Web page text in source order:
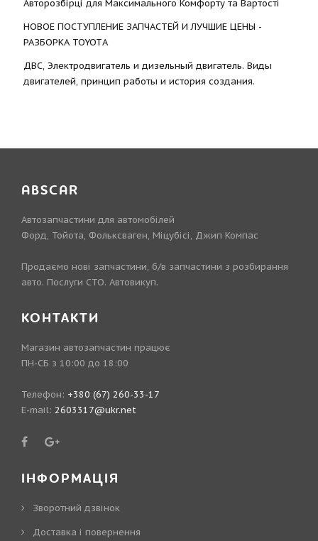
Авторозбірці для Максимального Комфорту та Вартості
НОВОЕ ПОСТУПЛЕНИЕ ЗАПЧАСТЕЙ И ЛУЧШИЕ ЦЕНЫ -
РАЗБОРКА TOYOTА
ДВС, Электродвигатель и дизельный двигатель. Виды
двигателей, принцип работы и история создания.
ABSCAR
Автозапчастини для автомобілей
Форд, Тойота, Фольксваген, Міцубісі, Джип Компас
Продаємо нові запчастини, б/в запчастини з розбирання
авто. Послуги СТО. Автовикуп.
КОНТАКТИ
Магазин автозапчастин працює
ПН-СБ з 10:00 до 18:00
Телефон: +380 (67) 260-33-17
E-mail: 2603317@ukr.net
ІНФОРМАЦІЯ
Зворотний дзвінок
Доставка і повернення